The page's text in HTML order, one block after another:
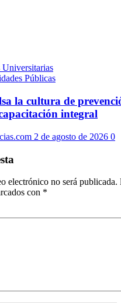
Públicas
la cultura de
integral
2 de agosto de 2026 0
electrónico no será publicada.
con *